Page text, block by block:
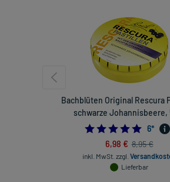
Bachblüten Original Rescura
schwarze Johannisbeere,
5.0
6*
6,98 € 8,95 €
inkl. MwSt. zzgl.
Lieferbar